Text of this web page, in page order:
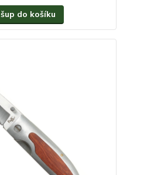
šup do košíku